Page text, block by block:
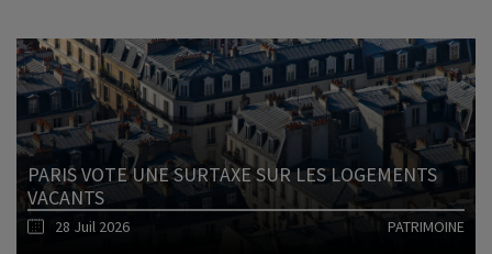
PARIS VOTE UNE SURTAXE SUR LES LOGEMENTS
VACANTS
28 Juil 2026 PATRIMOINE